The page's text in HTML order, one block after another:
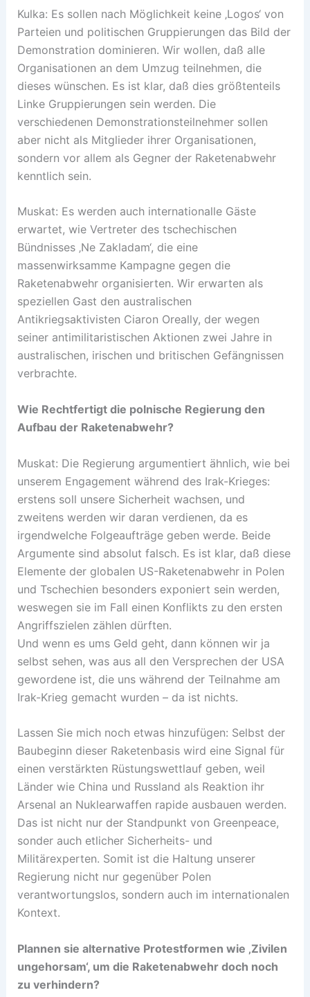
Kulka: Es sollen nach Möglichkeit keine ‚Logos‘ von
Parteien und politischen Gruppierungen das Bild der
Demonstration dominieren. Wir wollen, daß alle
Organisationen an dem Umzug teilnehmen, die
dieses wünschen. Es ist klar, daß dies größtenteils
Linke Gruppierungen sein werden. Die
verschiedenen Demonstrationsteilnehmer sollen
aber nicht als Mitglieder ihrer Organisationen,
sondern vor allem als Gegner der Raketenabwehr
kenntlich sein.
Muskat: Es werden auch internationalle Gäste
erwartet, wie Vertreter des tschechischen
Bündnisses ‚Ne Zakladam‘, die eine
massenwirksamme Kampagne gegen die
Raketenabwehr organisierten. Wir erwarten als
speziellen Gast den australischen
Antikriegsaktivisten Ciaron Oreally, der wegen
seiner antimilitaristischen Aktionen zwei Jahre in
australischen, irischen und britischen Gefängnissen
verbrachte.
Wie Rechtfertigt die polnische Regierung den
Aufbau der Raketenabwehr?
Muskat: Die Regierung argumentiert ähnlich, wie bei
unserem Engagement während des Irak-Krieges:
erstens soll unsere Sicherheit wachsen, und
zweitens werden wir daran verdienen, da es
irgendwelche Folgeaufträge geben werde. Beide
Argumente sind absolut falsch. Es ist klar, daß diese
Elemente der globalen US-Raketenabwehr in Polen
und Tschechien besonders exponiert sein werden,
weswegen sie im Fall einen Konflikts zu den ersten
Angriffszielen zählen dürften.
Und wenn es ums Geld geht, dann können wir ja
selbst sehen, was aus all den Versprechen der USA
gewordene ist, die uns während der Teilnahme am
Irak-Krieg gemacht wurden – da ist nichts.
Lassen Sie mich noch etwas hinzufügen: Selbst der
Baubeginn dieser Raketenbasis wird eine Signal für
einen verstärkten Rüstungswettlauf geben, weil
Länder wie China und Russland als Reaktion ihr
Arsenal an Nuklearwaffen rapide ausbauen werden.
Das ist nicht nur der Standpunkt von Greenpeace,
sonder auch etlicher Sicherheits- und
Militärexperten. Somit ist die Haltung unserer
Regierung nicht nur gegenüber Polen
verantwortungslos, sondern auch im internationalen
Kontext.
Plannen sie alternative Protestformen wie ‚Zivilen
ungehorsam‘, um die Raketenabwehr doch noch
zu verhindern?